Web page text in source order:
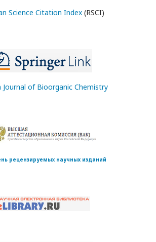
Science Citation Index(RSCI)
Journal of Bioorganic Chemistry
рецензируемых научных изданий